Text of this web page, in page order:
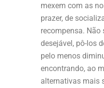
mexem com as
prazer, de
recompensa. Não
desejável, pô-los
pelo menos
encontrando, ao
alternativas mais